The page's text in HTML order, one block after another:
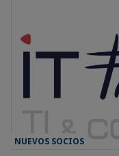
NUEVOS SOCIOS